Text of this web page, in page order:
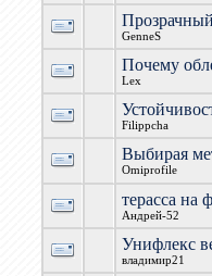
GenneS
Почему
Lex
Filippcha
Выбирая
Omiprofile
терасса на
Андрей-52
Унифлекс
владимир21